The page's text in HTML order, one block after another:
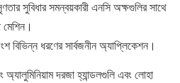
সুবিধার সমন্বয়কারী এনসি অক্ষগুলির সাথে
ধরণের সার্বজনীন অ্যাপ্লিকেশন।
দরজা হ্যান্ডলগুলি এবং লোহা